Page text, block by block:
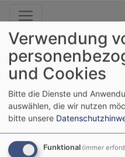
Startseite Kirchengemeinde
Verwendung
und Cookies
Bitte die Dienste und
auswählen, die wir nutzen
bitte unsere
Funktional (immer